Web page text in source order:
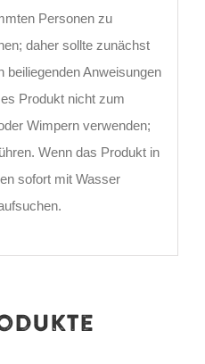
Personen zu
daher sollte zunächst
beiliegenden Anweisungen
Produkt nicht zum
Wimpern verwenden;
Wenn das Produkt in
sofort mit Wasser